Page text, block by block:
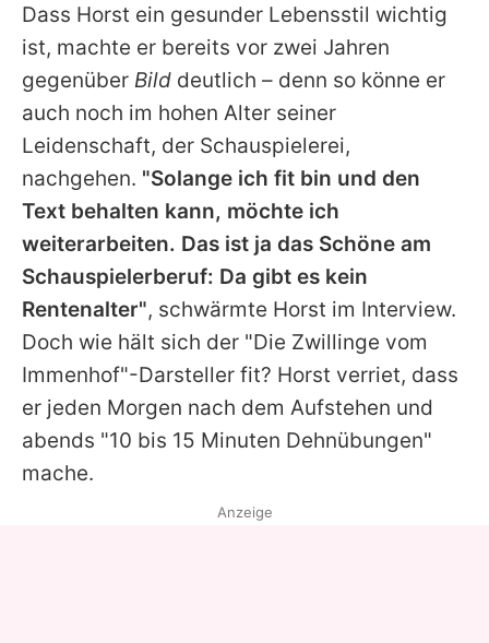
Dass Horst ein gesunder Lebensstil wichtig
ist, machte er bereits vor zwei Jahren
gegenüber Bild deutlich – denn so könne er
auch noch im hohen Alter seiner
Leidenschaft, der Schauspielerei,
nachgehen. "Solange ich fit bin und den
Text behalten kann, möchte ich
weiterarbeiten. Das ist ja das Schöne am
Schauspielerberuf: Da gibt es kein
Rentenalter", schwärmte Horst im Interview.
Doch wie hält sich der "Die Zwillinge vom
Immenhof"-Darsteller fit? Horst verriet, dass
er jeden Morgen nach dem Aufstehen und
abends "10 bis 15 Minuten Dehnübungen"
mache.
Anzeige